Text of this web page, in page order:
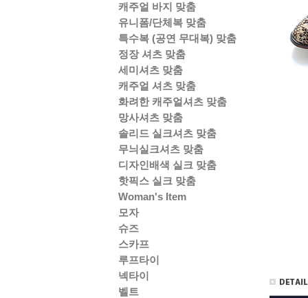
캐주얼 바지 맞춤
유니폼/단체복 맞춤
특수복 (공연 무대복) 맞춤
정장 셔츠 맞춤
세미셔츠 맞춤
캐주얼 셔츠 맞춤
화려한 캐주얼셔츠 맞춤
망사셔츠 맞춤
솔리드 실크셔츠 맞춤
무늬실크셔츠 맞춤
디자인배색 실크 맞춤
핫픽스 실크 맞춤
Woman's Item
모자
슈즈
스카프
루프타이
넥타이
벨트